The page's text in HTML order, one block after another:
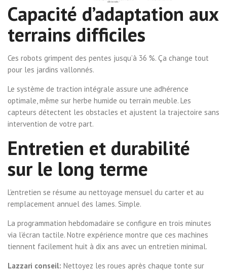
Capacité d’adaptation aux
terrains difficiles
Ces robots grimpent des pentes jusqu’à 36 %. Ça change tout
pour les jardins vallonnés.
Le système de traction intégrale assure une adhérence
optimale, même sur herbe humide ou terrain meuble. Les
capteurs détectent les obstacles et ajustent la trajectoire sans
intervention de votre part.
Entretien et durabilité
sur le long terme
L’entretien se résume au nettoyage mensuel du carter et au
remplacement annuel des lames. Simple.
La programmation hebdomadaire se configure en trois minutes
via l’écran tactile. Notre expérience montre que ces machines
tiennent facilement huit à dix ans avec un entretien minimal.
Lazzari conseil: Nettoyez les roues après chaque tonte sur